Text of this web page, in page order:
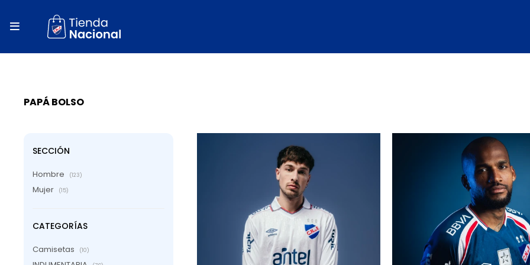

PAPÁ BOLSO
SECCIÓN
Hombre (123)
Mujer (15)
CATEGORÍAS
Camisetas (10)
close
local_shipping